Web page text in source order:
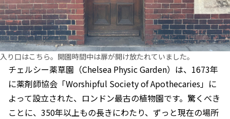
入り口はこちら。開園時間中は扉が開け放たれていました。
チェルシー薬草園（Chelsea Physic Garden）は、 1673年
に薬剤師協会「Worshipful Society of Apothecaries」に
よって設立された、ロンドン最古の植物園です。驚くべき
ことに、350年以上もの長きにわたり、ずっと現在の場所